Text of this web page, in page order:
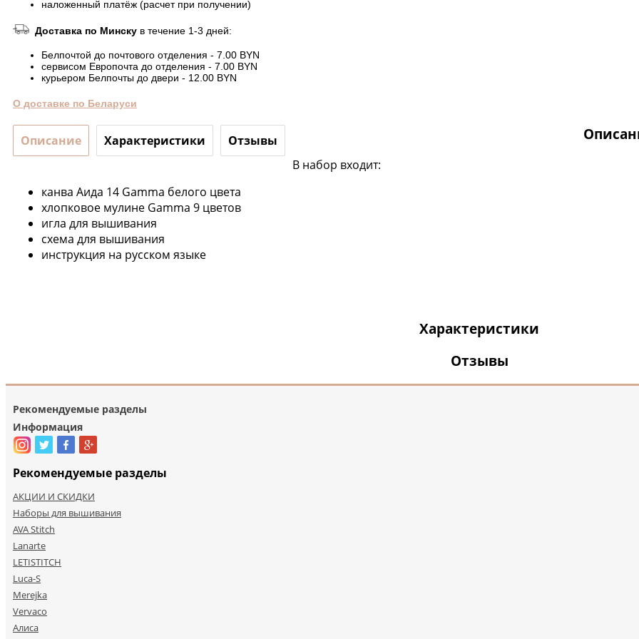
наложенный платёж (расчет при получении)
Доставка по Минску в течение 1-3 дней:
Белпочтой до почтового отделения - 7.00 BYN
сервисом Европочта до отделения - 7.00 BYN
курьером Белпочты до двери - 12.00 BYN
О доставке по Беларуси
Описание Характеристики Отзывы
В набор входит:
канва Аида 14 Gamma белого цвета
хлопковое мулине Gamma 9 цветов
игла для вышивания
схема для вышивания
инструкция на русском языке
Характеристики
Отзывы
Рекомендуемые разделы
Информация
Рекомендуемые разделы
АКЦИИ И СКИДКИ
Наборы для вышивания
AVA Stitch
Lanarte
LETISTITCH
Luca-S
Merejka
Vervaco
Алиса